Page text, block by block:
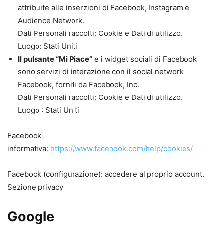
attribuite alle inserzioni di Facebook, Instagram e
Audience Network.
Dati Personali raccolti: Cookie e Dati di utilizzo.
Luogo: Stati Uniti
Il pulsante “Mi Piace” e i widget sociali di Facebook
sono servizi di interazione con il social network
Facebook, forniti da Facebook, Inc.
Dati Personali raccolti: Cookie e Dati di utilizzo.
Luogo : Stati Uniti
Facebook
informativa: https://www.facebook.com/help/cookies/
Facebook (configurazione): accedere al proprio account.
Sezione privacy
Google